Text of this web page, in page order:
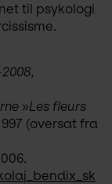
til psykologi
»Les fleurs
(oversat fra